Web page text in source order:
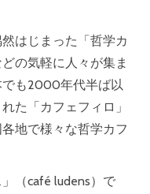
談室）
はじまった「哲学カ
の気軽に人々が集ま
も2000年代半ば以
た「カフェフィロ」
地で様々な哲学カフ
（café ludens）で